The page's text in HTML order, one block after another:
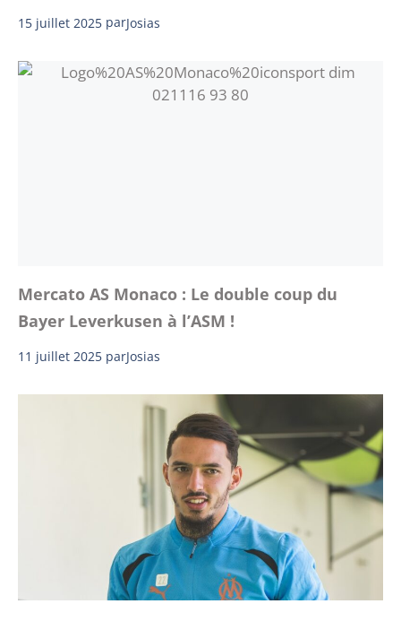
15 juillet 2025 parJosias
Mercato AS Monaco : Le double coup du
Bayer Leverkusen à l’ASM !
11 juillet 2025 parJosias